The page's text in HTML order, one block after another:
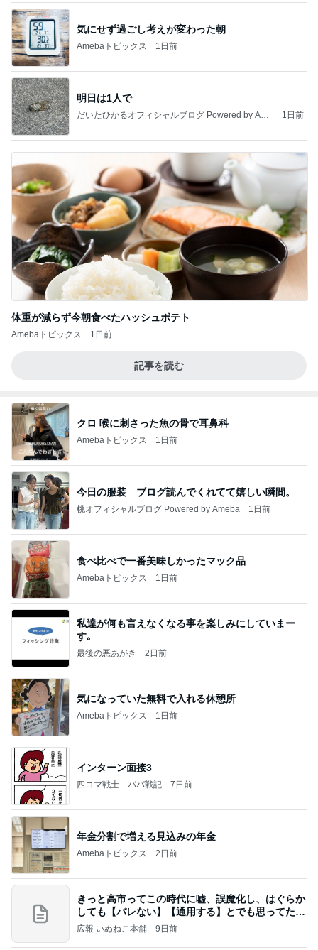
気にせず過ごし考えが変わった朝
Amebaトピックス 1日前
明日は1人で
だいたひかるオフィシャルブログ Powered by Ame
1日前
体重が減らず今朝食べたハッシュポテト
Amebaトピックス 1日前
記事を読む
クロ 喉に刺さった魚の骨で耳鼻科
Amebaトピックス 1日前
今日の服装 ブログ読んでくれてて嬉しい瞬間。
桃オフィシャルブログ Powered by Ameba 1日前
食べ比べで一番美味しかったマック品
Amebaトピックス 1日前
私達が何も言えなくなる事を楽しみにしていまー
す｡
最後の悪あがき 2日前
気になっていた無料で入れる休憩所
Amebaトピックス 1日前
インターン面接3
四コマ戦士 パパ戦記 7日前
年金分割で増える見込みの年金
Amebaトピックス 2日前
きっと高市ってこの時代に嘘、誤魔化し、はぐらか
しても【バレない】【通用する】とでも思ってたん
だろ
広報 いぬねこ本舗 9日前